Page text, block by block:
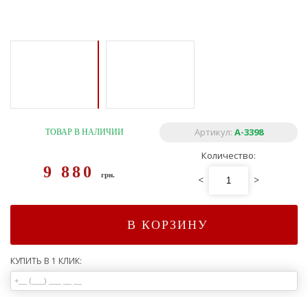
ТОВАР В НАЛИЧИИ Артикул: А-3398
9 880грн.
Количество:
< >
В КОРЗИНУ
КУПИТЬ В 1 КЛИК: